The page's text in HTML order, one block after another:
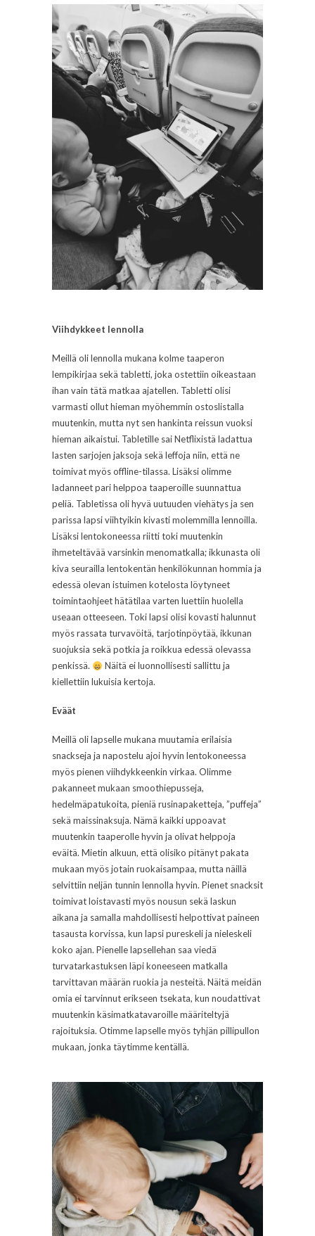
Viihdykkeet lennolla
Meillä oli lennolla mukana kolme taaperon
lempikirjaa sekä tabletti, joka ostettiin oikeastaan
ihan vain tätä matkaa ajatellen. Tabletti olisi
varmasti ollut hieman myöhemmin ostoslistalla
muutenkin, mutta nyt sen hankinta reissun vuoksi
hieman aikaistui. Tabletille sai Netflixistä ladattua
lasten sarjojen jaksoja sekä leffoja niin, että ne
toimivat myös offline-tilassa. Lisäksi olimme
ladanneet pari helppoa taaperoille suunnattua
peliä. Tabletissa oli hyvä uutuuden viehätys ja sen
parissa lapsi viihtyikin kivasti molemmilla lennoilla.
Lisäksi lentokoneessa riitti toki muutenkin
ihmeteltävää varsinkin menomatkalla; ikkunasta oli
kiva seurailla lentokentän henkilökunnan hommia ja
edessä olevan istuimen kotelosta löytyneet
toimintaohjeet hätätilaa varten luettiin huolella
useaan otteeseen. Toki lapsi olisi kovasti halunnut
myös rassata turvavöitä, tarjotinpöytää, ikkunan
suojuksia sekä potkia ja roikkua edessä olevassa
penkissä.
Näitä ei luonnollisesti sallittu ja
kiellettiin lukuisia kertoja.
Eväät
Meillä oli lapselle mukana muutamia erilaisia
snackseja ja napostelu ajoi hyvin lentokoneessa
myös pienen viihdykkeenkin virkaa. Olimme
pakanneet mukaan smoothiepusseja,
hedelmäpatukoita, pieniä rusinapaketteja, ”puffeja”
sekä maissinaksuja. Nämä kaikki uppoavat
muutenkin taaperolle hyvin ja olivat helppoja
eväitä. Mietin alkuun, että olisiko pitänyt pakata
mukaan myös jotain ruokaisampaa, mutta näillä
selvittiin neljän tunnin lennolla hyvin. Pienet snacksit
toimivat loistavasti myös nousun sekä laskun
aikana ja samalla mahdollisesti helpottivat paineen
tasausta korvissa, kun lapsi pureskeli ja nieleskeli
koko ajan. Pienelle lapsellehan saa viedä
turvatarkastuksen läpi koneeseen matkalla
tarvittavan määrän ruokia ja nesteitä. Näitä meidän
omia ei tarvinnut erikseen tsekata, kun noudattivat
muutenkin käsimatkatavaroille määriteltyjä
rajoituksia. Otimme lapselle myös tyhjän pillipullon
mukaan, jonka täytimme kentällä.